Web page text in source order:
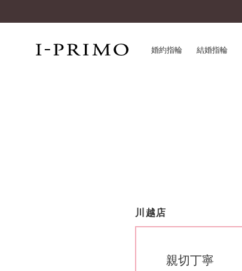
婚約指輪 結婚指輪
ダイヤモンドシェイプコレクション
川越店
親切丁寧